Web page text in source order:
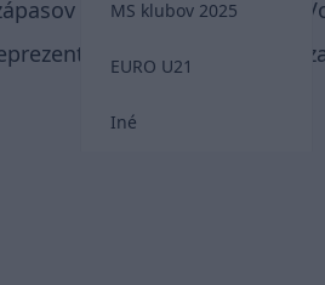
MS klubov 2025
EURO U21
Iné
a nazbieral 36 bodov.
na MS 2016, kde